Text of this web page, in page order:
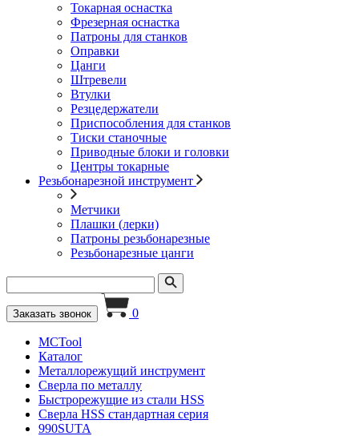
Токарная оснастка
Фрезерная оснастка
Патроны для станков
Оправки
Цанги
Штревели
Втулки
Резцедержатели
Приспособления для станков
Тиски станочные
Приводные блоки и головки
Центры токарные
Резьбонарезной инструмент
Метчики
Плашки (лерки)
Патроны резьбонарезные
Резьбонарезные цанги
Заказать звонок 0
MCTool
Каталог
Металлорежущий инструмент
Сверла по металлу
Быстрорежущие из стали HSS
Сверла HSS стандартная серия
990SUTA